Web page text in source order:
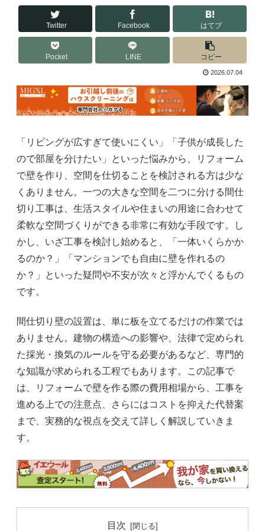
Twitter Facebook はてブ
Pocket LINE コピー
2026.07.04
「リビングが広すぎて使いにくい」「子供が成長した
ので部屋を分けたい」といった悩みから、リフォーム
で壁を作り、空間を仕切ることを検討される方は少な
くありません。一つの大きな空間を二つに分ける間仕
切り工事は、生活スタイルや住まいの用途に合わせて
柔軟な空間づくりができる非常に有効な手段です。し
かし、いざ工事を検討し始めると、「一体いくらかか
るのか？」「マンションでも自由に壁を作れるの
か？」といった疑問や不安が次々と浮かんでくるもの
です。
間仕切り壁の設置は、単に板を立てるだけの作業では
ありません。建物の構造への影響や、法律で定められ
た採光・換気のルールを守る必要があるなど、専門的
な知識が求められる工程でもあります。この記事で
は、リフォームで壁を作る際の費用相場から、工事を
進める上での注意点、さらにはコストを抑えた代替案
まで、実務的な視点を交えて詳しく解説していきま
す。
目次